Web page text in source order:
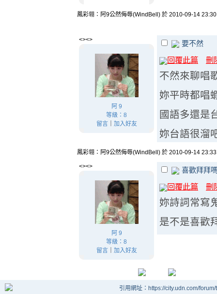
鳳彩翎：阿9公然侮辱(WindBell) 於 2010-09-14
<><>
阿 9
等級：8
留言｜ 加入好友
要不然
回覆此篇 刪
不然來聊唱
妳平時都唱
國語多還是
妳台語很溜
鳳彩翎：阿9公然侮辱(WindBell) 於 2010-09-14
<><>
阿 9
等級：8
留言｜ 加入好友
喜歡拜拜
回覆此篇 刪
妳詩詞常寫
是不是喜歡
引用網址：https://city.udn.com/